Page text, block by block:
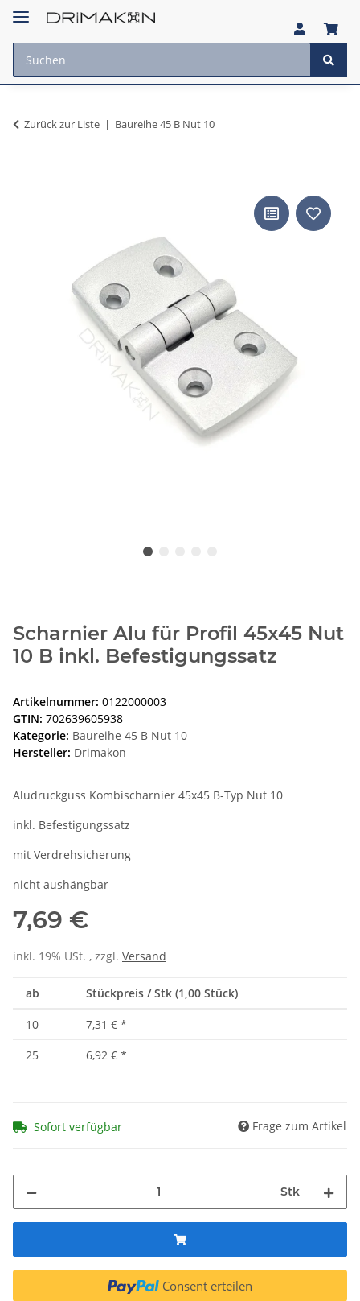
Zurück zur Liste Baureihe 45 B Nut 10
Scharnier Alu für Profil 45x45 Nut
10 B inkl. Befestigungssatz
Artikelnummer: 0122000003
GTIN: 702639605938
Kategorie: Baureihe 45 B Nut 10
Hersteller: Drimakon
Aludruckguss Kombischarnier 45x45 B-Typ Nut 10
inkl. Befestigungssatz
mit Verdrehsicherung
nicht aushängbar
7,69 €
inkl. 19% USt. , zzgl. Versand
ab Stückpreis / Stk (1,00 Stück)
10 7,31 € *
25
6,92 € *
Sofort verfügbar Frage zum Artikel
Stk
Consent erteilen